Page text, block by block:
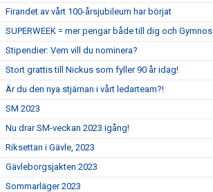
Firandet av vårt 100-årsjubileum har börjat
SUPERWEEK = mer pengar både till dig och Gymnos
Stipendier: Vem vill du nominera?
Stort grattis till Nickus som fyller 90 år idag!
Är du den nya stjärnan i vårt ledarteam?!
SM 2023
Nu drar SM-veckan 2023 igång!
Riksettan i Gävle, 2023
Gävleborgsjakten 2023
Sommarläger 2023